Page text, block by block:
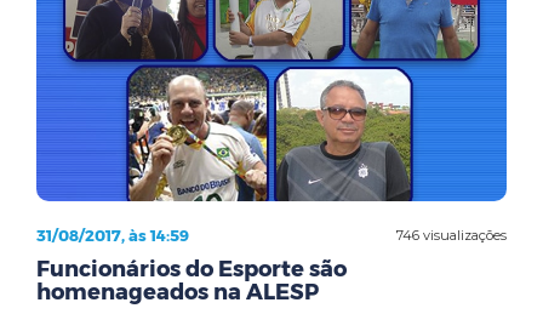
746 visualizações
31/08/2017, às 14:59
Funcionários do Esporte são
homenageados na ALESP